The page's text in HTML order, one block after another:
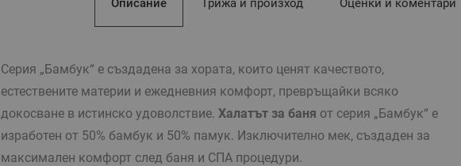
Описание
Серия „Бамбук“ е създадена за хората, които ценят качеството,
естествените материи и ежедневния комфорт, превръщайки всяко
докосване в истинско удоволствие. Халатът за баня от серия „Бамбук“ е
изработен от 50% бамбук и 50% памук. Изключително мек, създаден за
максимален комфорт след баня и СПА процедури.
Грижа и произход Оценки и коментари